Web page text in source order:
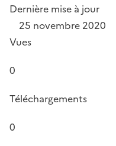
Dernière mise à jour
25 novembre 2020
Vues
0
Téléchargements
0